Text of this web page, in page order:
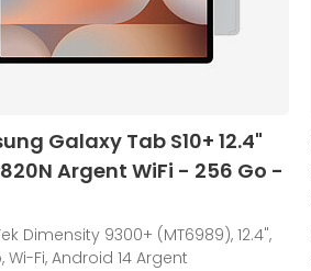
Galaxy Tab S10+ 12.4"
Argent WiFi - 256 Go -
Dimensity 9300+ (MT6989), 12.4",
Wi-Fi, Android 14 Argent